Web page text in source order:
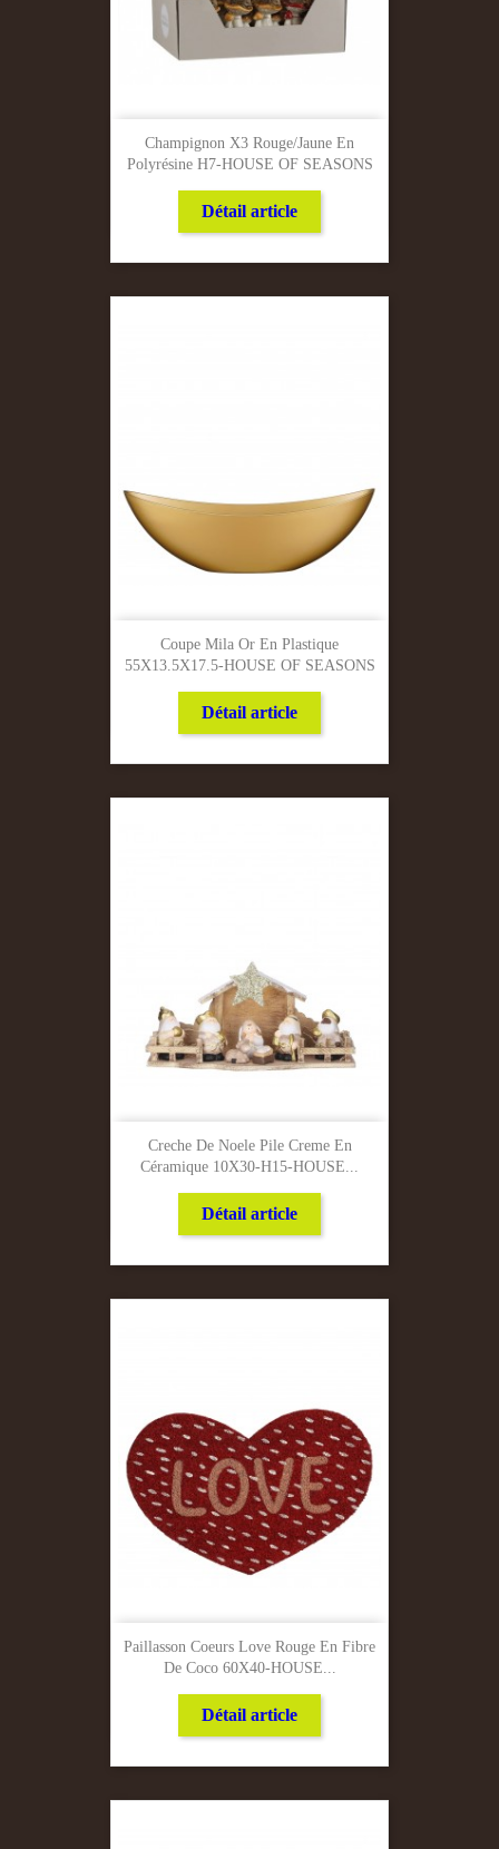
Champignon X3 Rouge/Jaune En
Polyrésine H7-HOUSE OF SEASONS
Détail article
Coupe Mila Or En Plastique
55X13.5X17.5-HOUSE OF SEASONS
Détail article
Creche De Noele Pile Creme En
Céramique 10X30-H15-HOUSE...
Détail article
Paillasson Coeurs Love Rouge En Fibre
De Coco 60X40-HOUSE...
Détail article